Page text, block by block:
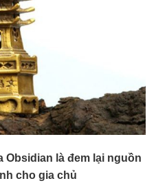
là đem lại nguồn
cho gia chủ